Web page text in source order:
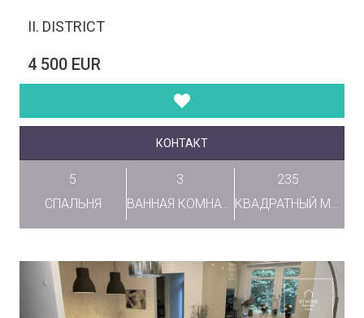
II. DISTRICT
4 500 EUR
КОНТАКТ
5
СПАЛЬНЯ
3
ВАННАЯ КОМНАТА
235
КВАДРАТНЫЙ МЕТР